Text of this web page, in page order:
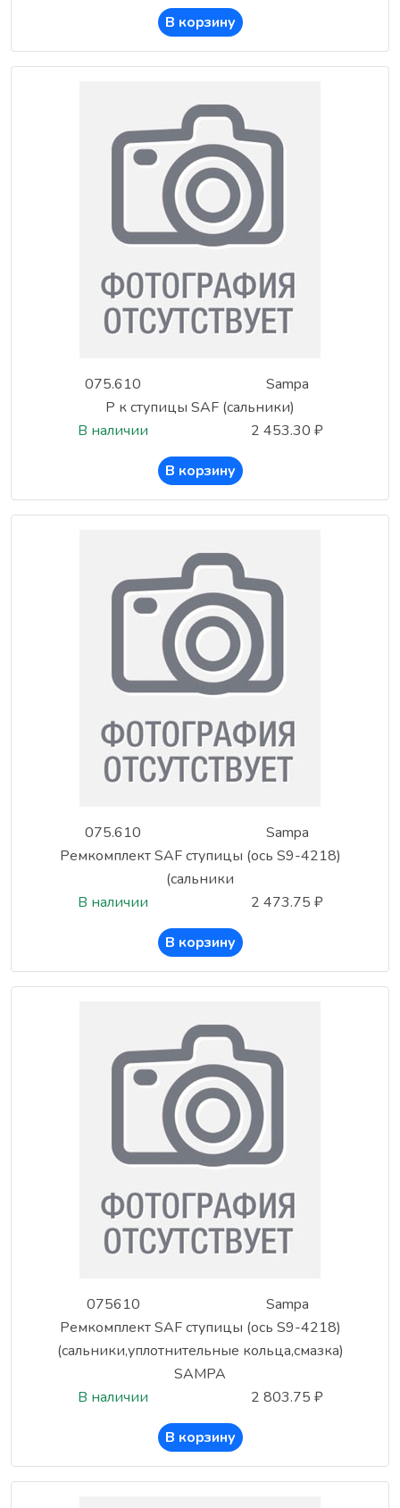
В корзину
075.610
Sampa
Р к ступицы SAF (сальники)
В наличии
2 453.30 ₽
В корзину
075.610
Sampa
Ремкомплект SAF ступицы (ось S9-4218)
(сальники
В наличии
2 473.75 ₽
В корзину
075610
Sampa
Ремкомплект SAF ступицы (ось S9-4218)
(сальники,уплотнительные кольца,смазка)
SAMPA
В наличии
2 803.75 ₽
В корзину